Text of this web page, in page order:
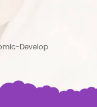
Develop